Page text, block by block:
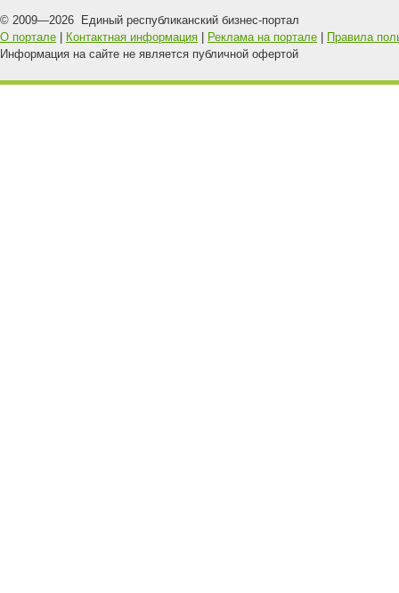
© 2009—2026 Единый республиканский бизнес-портал
О портале
Контактная информация Реклама на портале
Правила
Информация на сайте не является публичной офертой